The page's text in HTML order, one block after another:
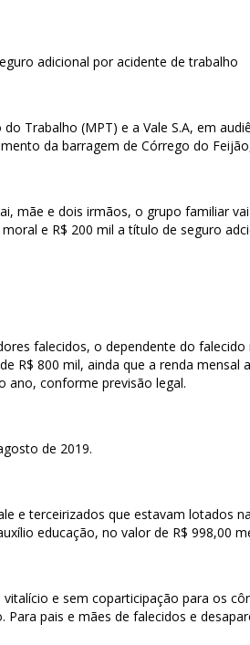
adicional por acidente de trabalho
Trabalho (MPT) e a Vale S.A, em
da barragem de Córrego do
mãe e dois irmãos, o grupo familiar
e R$ 200 mil a título de seguro
falecidos, o dependente do
R$ 800 mil, ainda que a renda
ano, conforme previsão legal.
de 2019.
e terceirizados que estavam lotados
educação, no valor de R$ 998,00
e sem coparticipação para os
pais e mães de falecidos e